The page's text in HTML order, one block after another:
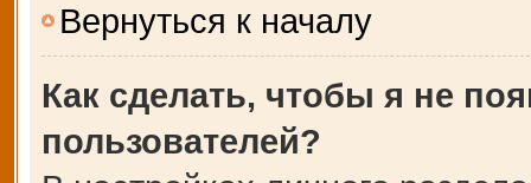
Вернуться к началу
Как сделать, чтобы я не
пользователей?